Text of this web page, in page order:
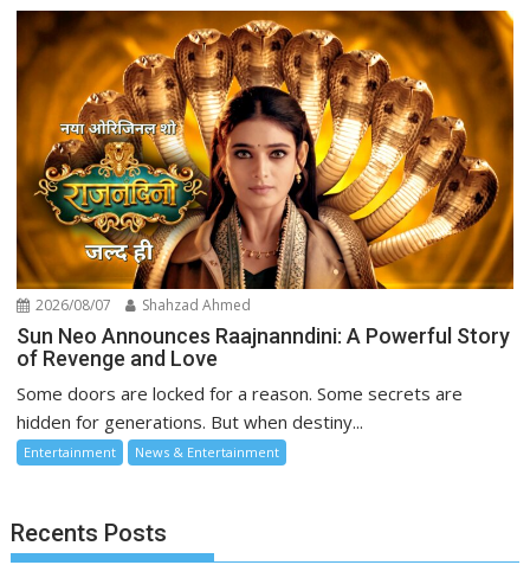
2026/08/07 Shahzad Ahmed
Sun Neo Announces Raajnanndini: A Powerful Story
of Revenge and Love
Some doors are locked for a reason. Some secrets are
hidden for generations. But when destiny...
Entertainment News & Entertainment
Recents Posts